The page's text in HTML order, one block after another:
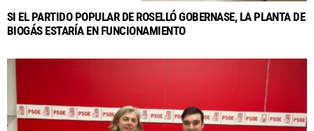
SI EL PARTIDO POPULAR DE ROSELLÓ GOBERNASE, LA PLANTA DE
BIOGÁS ESTARÍA EN FUNCIONAMIENTO